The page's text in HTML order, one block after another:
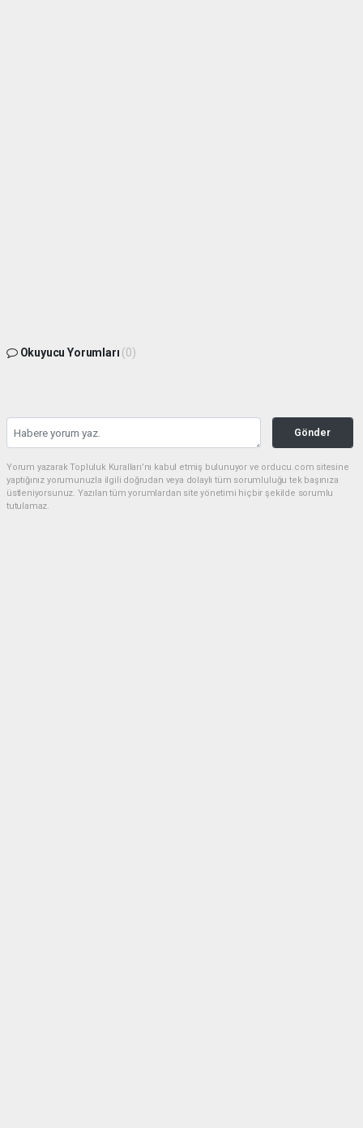
Okuyucu Yorumları (0)
Gönder
Yorum yazarak Topluluk Kuralları’nı kabul etmiş bulunuyor ve orducu.com sitesine
yaptığınız yorumunuzla ilgili doğrudan veya dolaylı tüm sorumluluğu tek başınıza
üstleniyorsunuz. Yazılan tüm yorumlardan site yönetimi hiçbir şekilde sorumlu
tutulamaz.